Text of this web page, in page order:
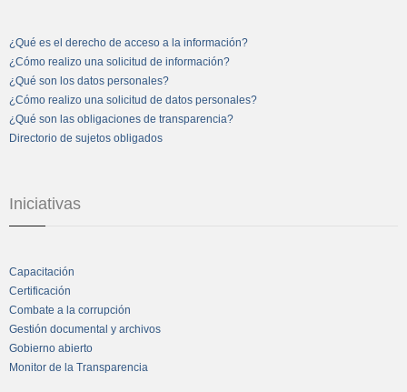
¿Qué es el derecho de acceso a la información?
¿Cómo realizo una solicitud de información?
¿Qué son los datos personales?
¿Cómo realizo una solicitud de datos personales?
¿Qué son las obligaciones de transparencia?
Directorio de sujetos obligados
Iniciativas
Capacitación
Certificación
Combate a la corrupción
Gestión documental y archivos
Gobierno abierto
Monitor de la Transparencia